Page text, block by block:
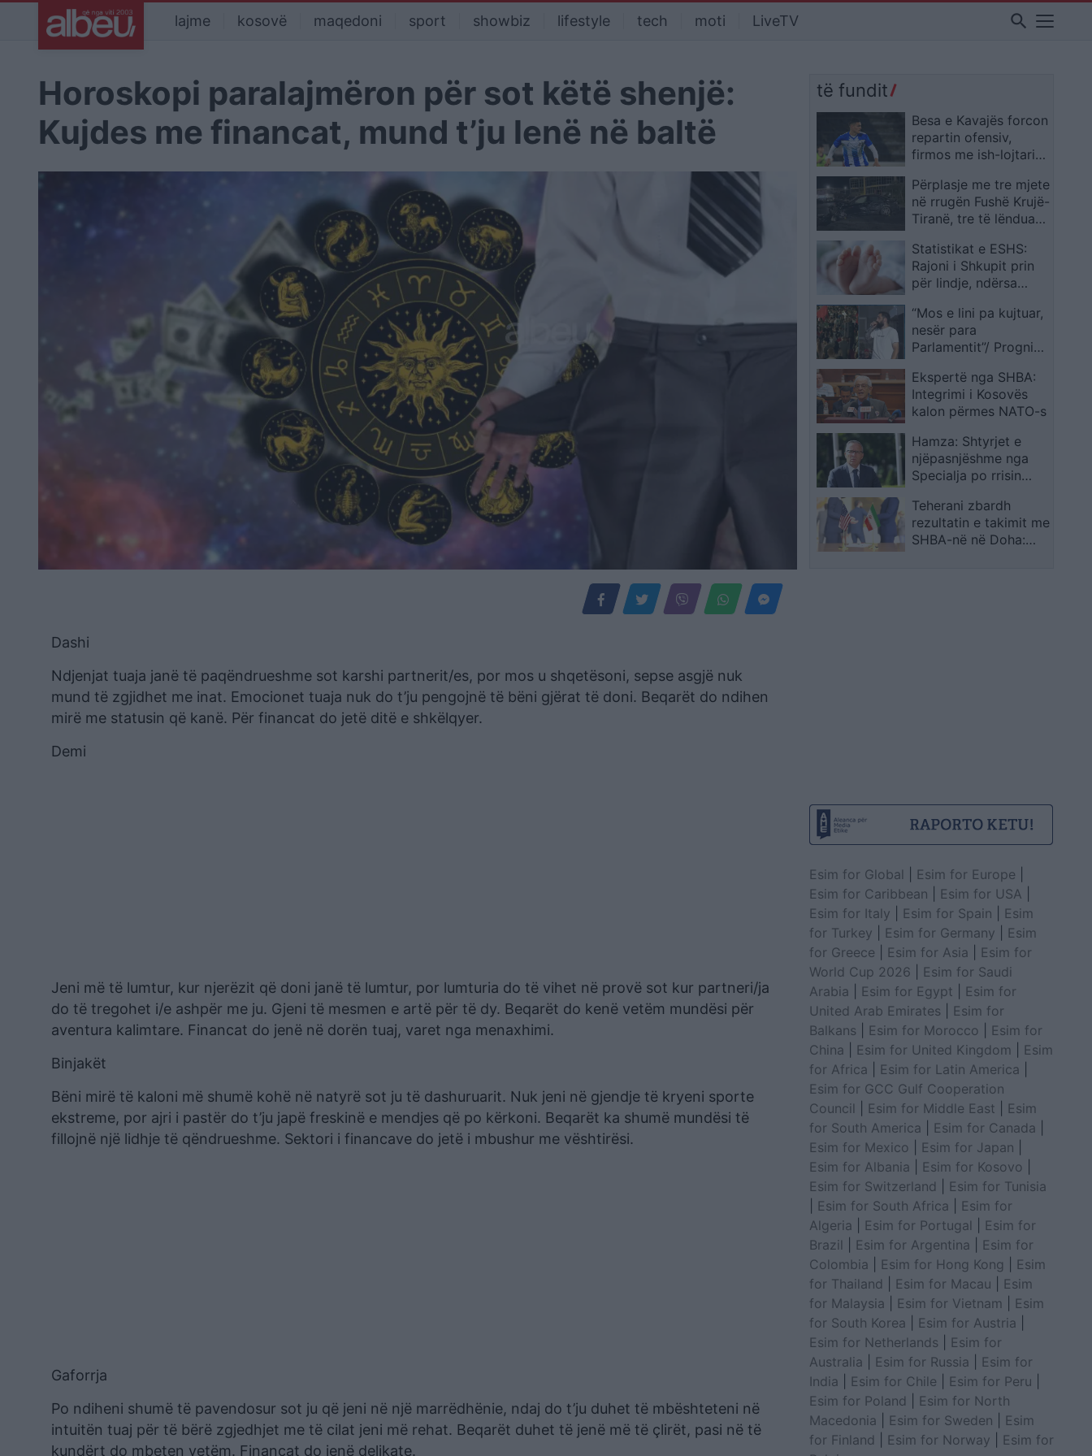
lajme kosovë maqedoni sport showbiz lifestyle tech moti LiveTV search
Horoskopi paralajmëron për sot këtë shenjë:
Kujdes me financat, mund t’ju lenë në baltë
Dashi
Ndjenjat tuaja janë të paqëndrueshme sot karshi partnerit/es, por mos u shqetësoni, sepse asgjë nuk
mund të zgjidhet me inat. Emocionet tuaja nuk do t’ju pengojnë të bëni gjërat të doni. Beqarët do ndihen
mirë me statusin që kanë. Për financat do jetë ditë e shkëlqyer.
Demi
Jeni më të lumtur, kur njerëzit që doni janë të lumtur, por lumturia do të vihet në provë sot kur partneri/ja
do të tregohet i/e ashpër me ju. Gjeni të mesmen e artë për të dy. Beqarët do kenë vetëm mundësi për
aventura kalimtare. Financat do jenë në dorën tuaj, varet nga menaxhimi.
Binjakët
Bëni mirë të kaloni më shumë kohë në natyrë sot ju të dashuruarit. Nuk jeni në gjendje të kryeni sporte
ekstreme, por ajri i pastër do t’ju japë freskinë e mendjes që po kërkoni. Beqarët ka shumë mundësi të
fillojnë një lidhje të qëndrueshme. Sektori i financave do jetë i mbushur me vështirësi.
Gaforrja
Po ndiheni shumë të pavendosur sot ju që jeni në një marrëdhënie, ndaj do t’ju duhet të mbështeteni në
intuitën tuaj për të bërë zgjedhjet me të cilat jeni më rehat. Beqarët duhet të jenë më të çlirët, pasi në të
kundërt do mbeten vetëm. Financat do jenë delikate.
të fundit
Besa e Kavajës forcon
repartin ofensiv,
firmos me ish-lojtarin
Përplasje me tre mjete
në rrugën Fushë Krujë-
Tiranë, tre të lënduar
Statistikat e ESHS:
Rajoni i Shkupit prin
për lindje, ndërsa
fundit në vend
“Mos e lini pa kujtuar,
nesër para
Parlamentit”/ Progni
deputetit: Ne nuk
qëllojmë me grushte,
por me vezë. Kini
Braçen!
Ekspertë nga SHBA:
Integrimi i Kosovës
kalon përmes NATO-s
Hamza: Shtyrjet e
njëpasnjëshme nga
Specialja po rrisin
Kosovë
Teherani zbardh
rezultatin e takimit me
SHBA-në në Doha:
Esim for Global Esim for Europe
Esim for Caribbean
Esim for USA
Esim for Italy
Esim for Spain
Esim
for Turkey
Esim for Germany
Esim
for Greece
Esim for Asia
Esim for
World Cup 2026
Esim for Saudi
Arabia
Esim for Egypt
Esim for
United Arab Emirates
Esim for
Balkans
Esim for Morocco
Esim for
China
Esim for United Kingdom
Esim
for Africa
Esim for Latin America
Esim for GCC Gulf Cooperation
Council
Esim for Middle East
Esim
for South America
Esim for Canada
Esim for Mexico
Esim for Japan
Esim for Albania
Esim for Kosovo
Esim for Switzerland
Esim for Tunisia
Esim for South Africa
Esim for
Algeria
Esim for Portugal
Esim for
Brazil
Esim for Argentina
Esim for
Colombia
Esim for Hong Kong
Esim
for Thailand
Esim for Macau
Esim
for Malaysia
Esim for Vietnam
Esim
for South Korea
Esim for Austria
Esim for Netherlands
Esim for
Australia
Esim for Russia
Esim for
India
Esim for Chile Esim for Peru
Esim for Poland
Esim for North
Macedonia
Esim for Sweden
Esim
for Finland
Esim for Norway
Esim for